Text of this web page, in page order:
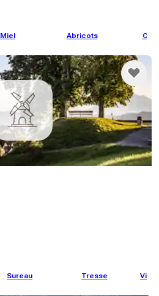
Miel Abricots
Sureau Tresse